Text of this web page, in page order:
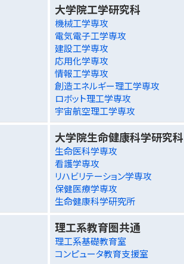
大学院工学研究科
機械工学専攻
電気電子工学専攻
建設工学専攻
応用化学専攻
情報工学専攻
創造エネルギー理工学専攻
ロボット理工学専攻
宇宙航空理工学専攻
大学院生命健康科学研究科
生命医科学専攻
看護学専攻
リハビリテーション学専攻
保健医療学専攻
生命健康科学研究所
理工系教育圏共通
理工系基礎教育室
コンピュータ教育支援室